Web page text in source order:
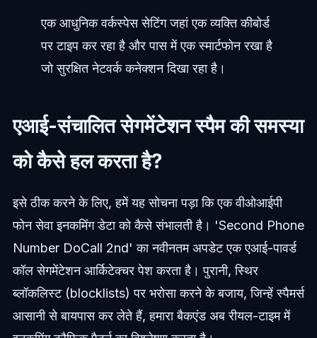
एक आधुनिक वर्कस्पेस सेटिंग जहां एक व्यक्ति कीबोर्ड
पर टाइप कर रहा है और पास में एक स्मार्टफोन रखा है
जो सुरक्षित नेटवर्क कनेक्शन दिखा रहा है।
एआई-संचालित सेगमेंटेशन स्पैम की समस्या
को कैसे हल करता है?
इसे ठीक करने के लिए, हमें यह सोचना पड़ा कि एक वीओआईपी
फोन सेवा इनकमिंग डेटा को कैसे संभालती है। 'Second Phone
Number DoCall 2nd' का नवीनतम अपडेट एक एआई-पावर्ड
कॉल सेगमेंटेशन आर्किटेक्चर पेश करता है। पुरानी, स्थिर
ब्लॉकलिस्ट (blocklists) पर भरोसा करने के बजाय, जिन्हें स्पैमर्स
आसानी से बायपास कर लेते हैं, हमारा बैकएंड अब रीयल-टाइम में